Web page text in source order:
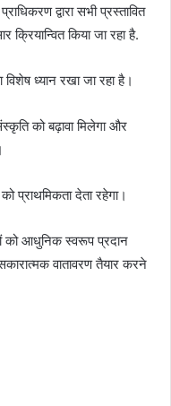
द्वारा सभी प्रस्तावित
किया जा रहा है.
विशेष ध्यान रखा जा रहा है।
को बढ़ावा मिलेगा और
प्राथमिकता देता रहेगा।
को आधुनिक स्वरूप प्रदान
वातावरण तैयार करने